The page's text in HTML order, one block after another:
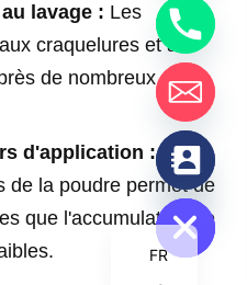
lavage : Les
craquelures et au
de nombreux
d'application :La
de la poudre permet de
que l'accumulation de
FR
Hide
chaty